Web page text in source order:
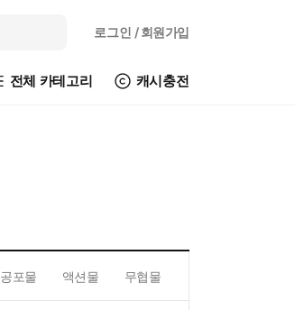
로그인 / 회원가입
전체 카테고리 캐시충전
공포물 액션물 무협물